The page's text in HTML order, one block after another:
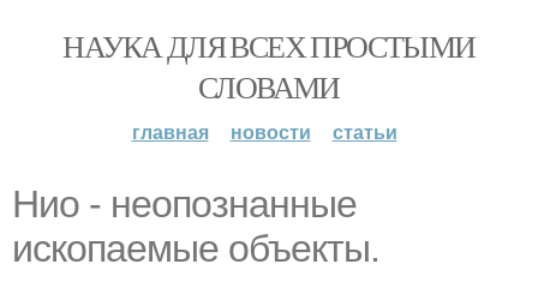
НАУКА ДЛЯ ВСЕХ ПРОСТЫМИ
СЛОВАМИ
главная новости статьи
Нио - неопознанные
ископаемые объекты.